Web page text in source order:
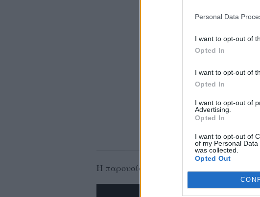
Personal Data
I want to opt-out of
Opted In
I want to opt-out of
Opted In
I want to opt-out of
Advertising.
Opted In
I want to opt-out of
of my Personal
was collected.
Opted Out
Η παρουσίαση της Ελένης Φουρέιρα στο